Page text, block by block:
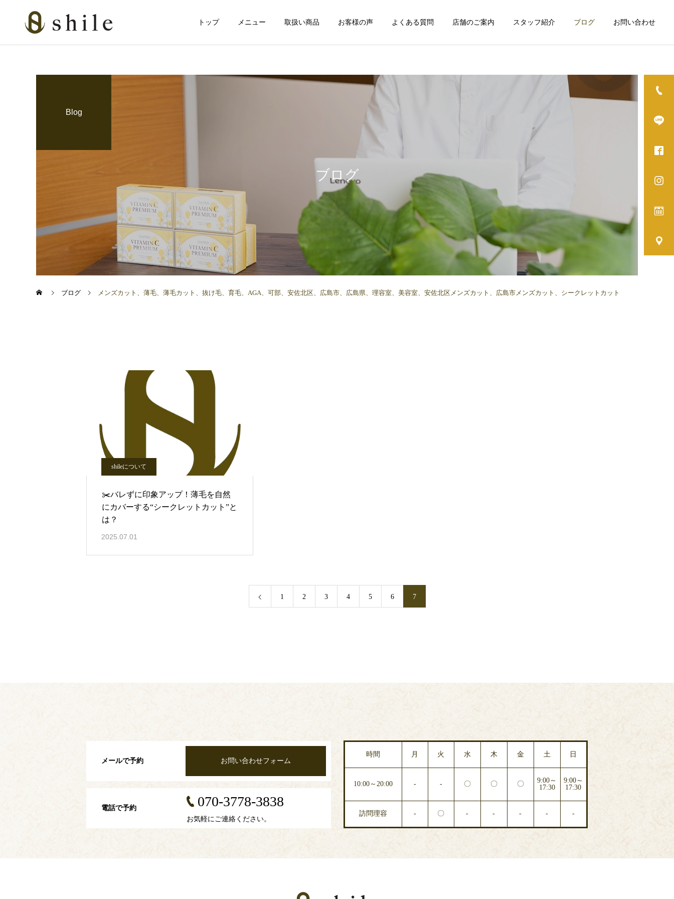
トップ メニュー 取扱い商品 お客様の声 よくある質問 店舗のご案内 スタッフ紹介 ブログ お問い合わせ
詳細を見る
フェイシャルエステ
ビジネスマンの戦闘服
メンズスキンケア
ングデビュー！」
年末までに爽やかアップデ
ブログ
Blog
ブログ メンズカット、薄毛、薄毛カット、抜け毛、育毛、AGA、可部、安佐北区、広島市、広島県、理容室、美容室、安佐北区メンズカット、広島市メンズカット、シークレットカット
shileについて
✂️バレずに印象アップ！薄毛を自然
にカバーする“シークレットカット”と
は？
2025.07.01
1 2 3 4 5 6 7
メールで予約 お問い合わせフォーム
電話で予約 070-3778-3838
お気軽にご連絡ください。
時間 月 火 水 木 金 土 日
10:00～20:00 - - 〇 〇 〇
9:00～
17:30
9:00～
17:30
訪問理容 - 〇 - - - - -